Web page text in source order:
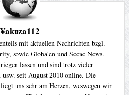
¥akuza112
mit aktuellen Nachrichten bzgl.
sowie Globalen und Scene News.
lassen und sind trotz vieler
seit August 2010 online. Die
uns sehr am Herzen, weswegen wir